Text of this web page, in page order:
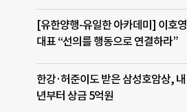
[유한양행-유일한 아카데미] 이호영
대표 “선의를 행동으로 연결하라”
한강·허준이도 받은 삼성호암상, 내
년부터 상금 5억원